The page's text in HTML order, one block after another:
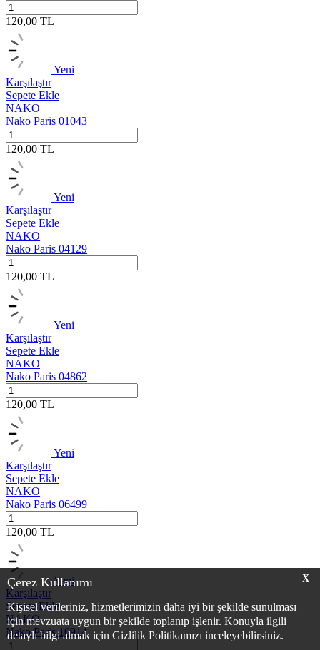
X
Çerez Kullanımı
Kişisel verileriniz, hizmetlerimizin daha iyi bir şekilde sunulması
için mevzuata uygun bir şekilde toplanıp işlenir. Konuyla ilgili
detaylı bilgi almak için Gizlilik Politikamızı inceleyebilirsiniz.
120,00 TL
Yeni
Karşılaştır
Sepete Ekle
NAKO
Nako Paris 01043
120,00 TL
Yeni
Karşılaştır
Sepete Ekle
NAKO
Nako Paris 04129
120,00 TL
Yeni
Karşılaştır
Sepete Ekle
NAKO
Nako Paris 04862
120,00 TL
Yeni
Karşılaştır
Sepete Ekle
NAKO
Nako Paris 06499
120,00 TL
Yeni
Karşılaştır
Sepete Ekle
NAKO
Nako Paris 10914